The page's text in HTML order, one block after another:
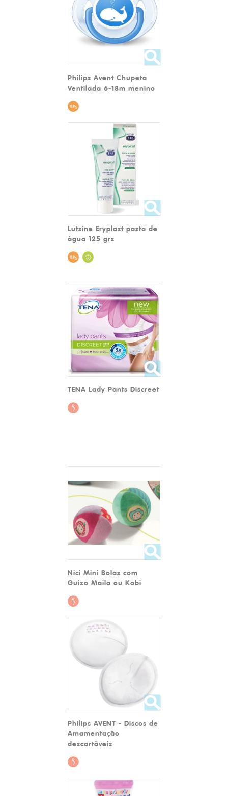
Philips Avent Chupeta
Ventilada 6-18m menino
Lutsine Eryplast pasta de
água 125 grs
TENA Lady Pants Discreet
Nici Mini Bolas com
Guizo Maila ou Kobi
Philips AVENT - Discos de
Amamentação
descartáveis